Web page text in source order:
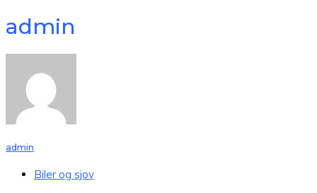
admin
admin
Biler og sjov